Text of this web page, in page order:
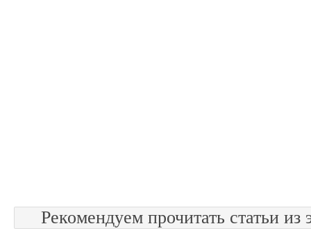
Рекомендуем прочитать статьи из